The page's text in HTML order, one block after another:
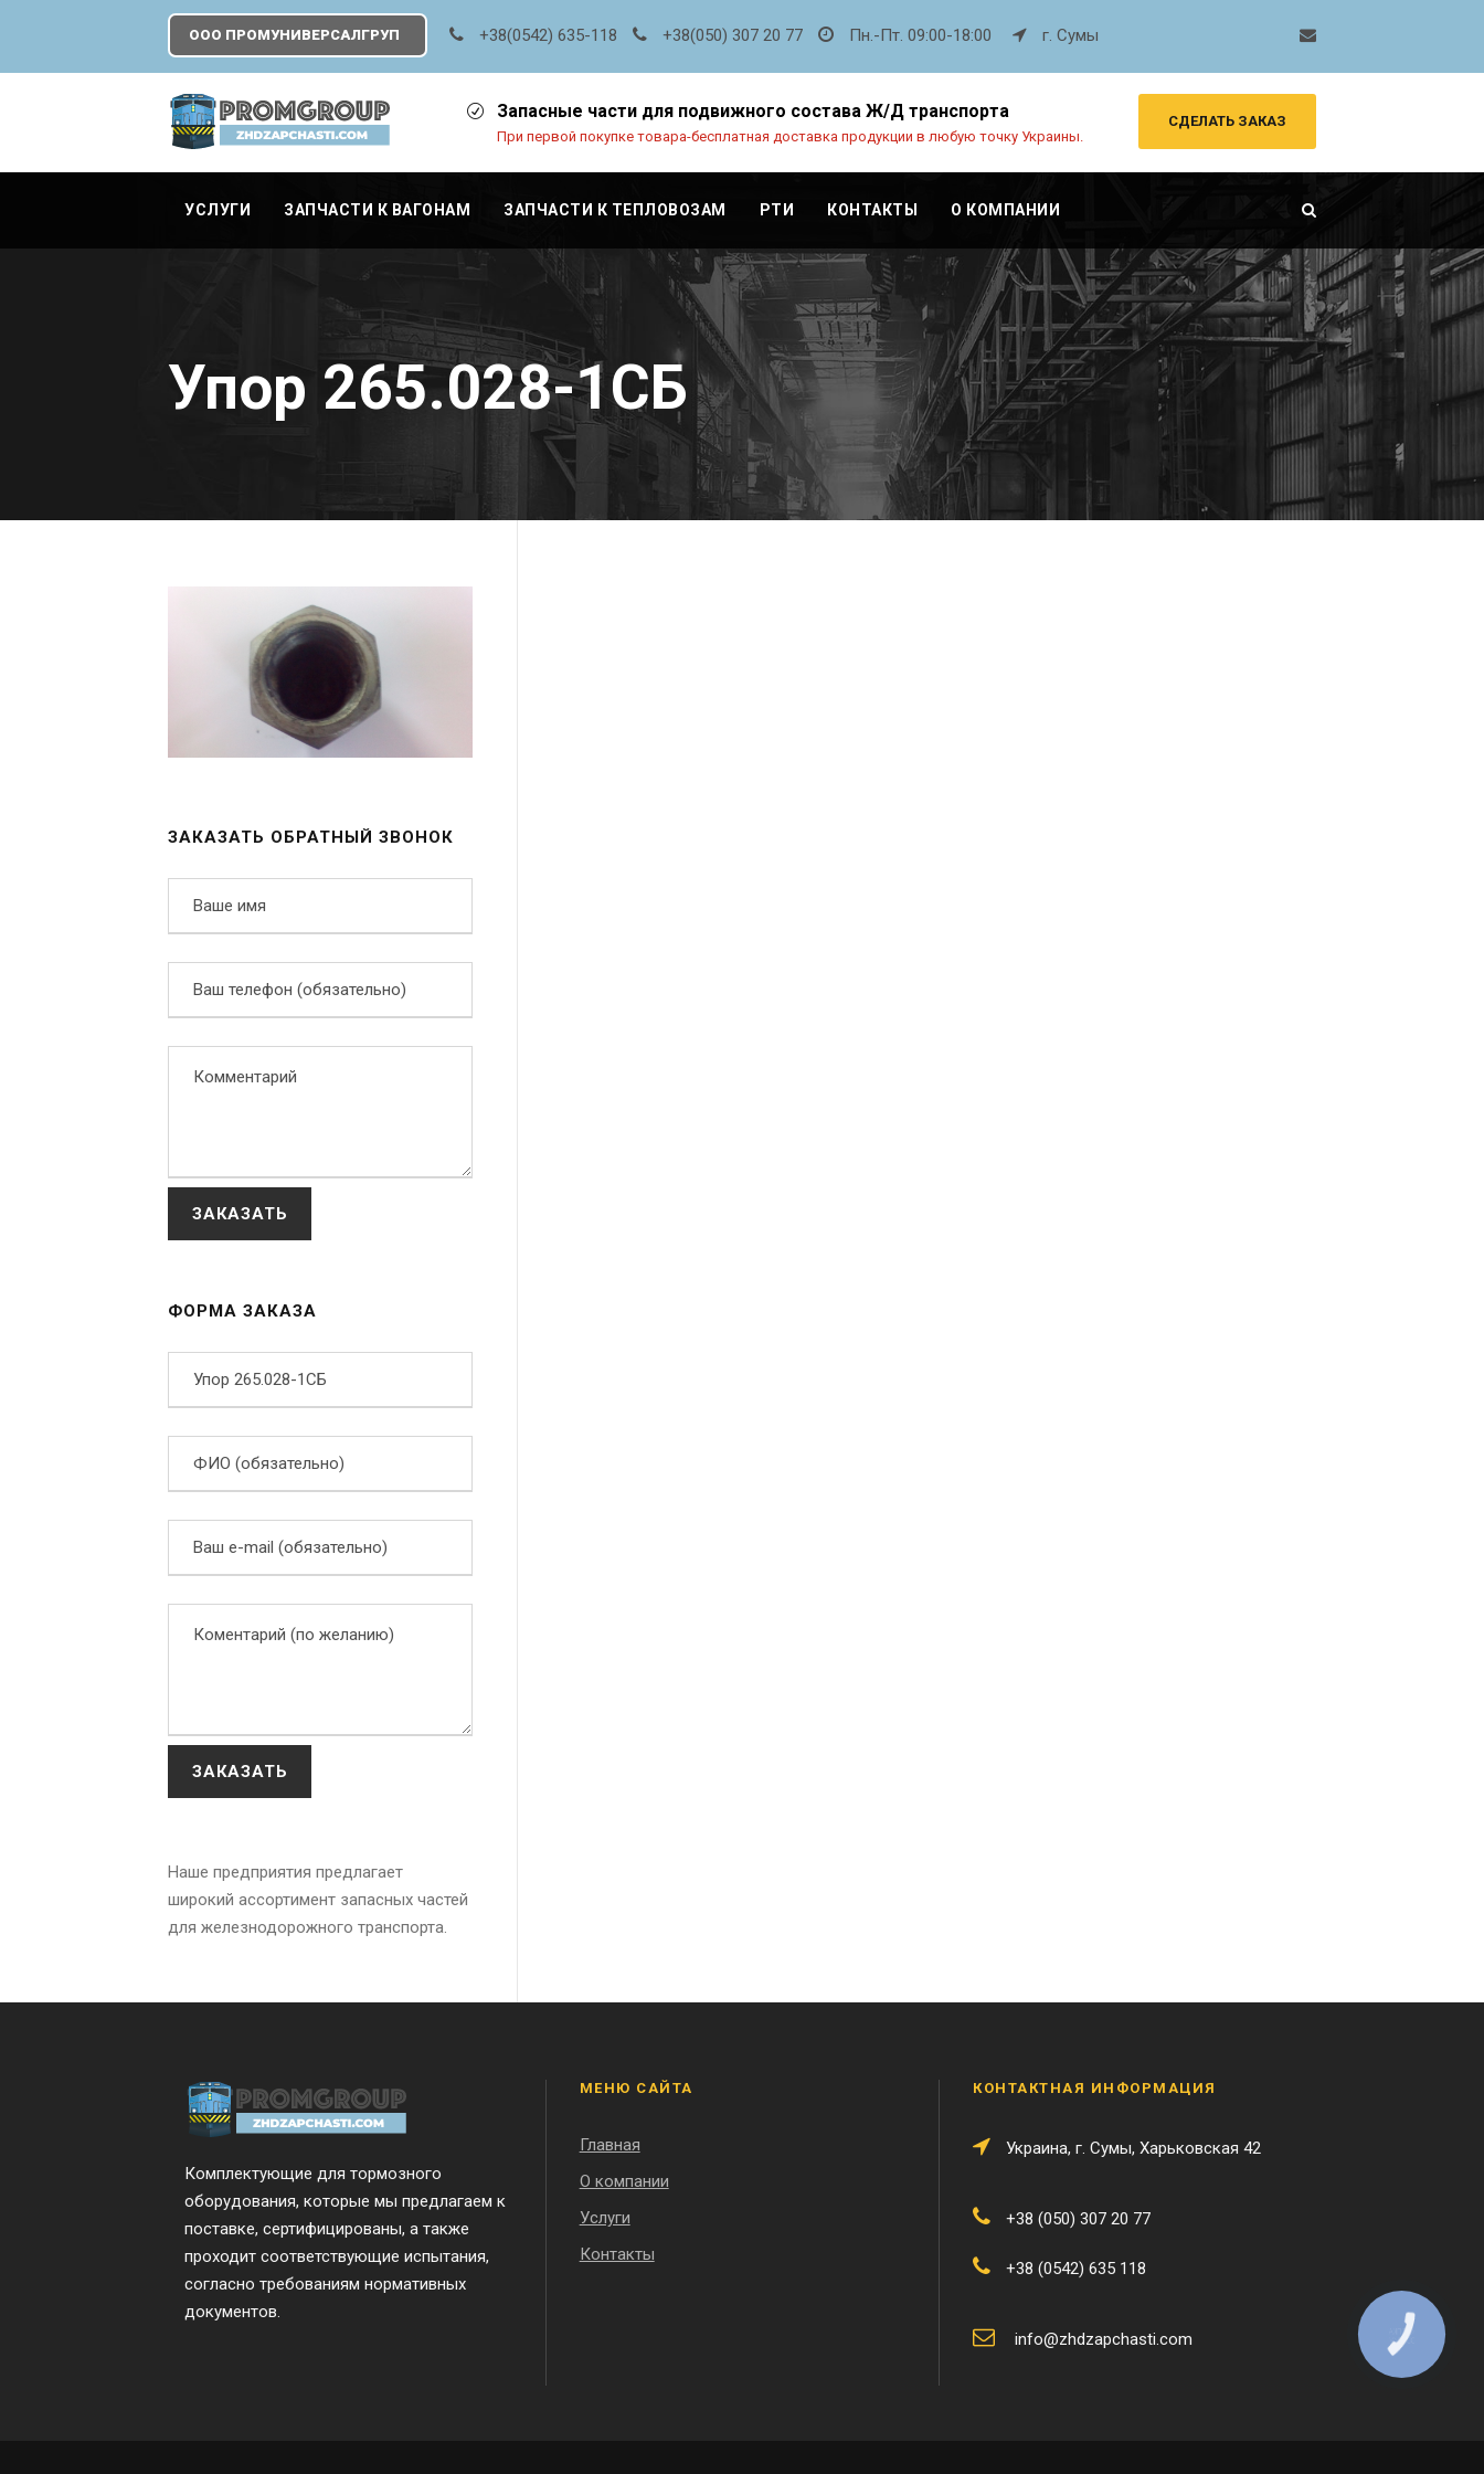
ООО ПРОМУНИВЕРСАЛГРУП +38(0542) 635-118 +38(050) 307 20 77 Пн.-Пт. 09:00-18:00 г. Сумы
Запасные части для подвижного состава Ж/Д транспорта
При первой покупке товара-бесплатная доставка продукции в любую точку Украины.
СДЕЛАТЬ ЗАКАЗ
УСЛУГИ ЗАПЧАСТИ К ВАГОНАМ ЗАПЧАСТИ К ТЕПЛОВОЗАМ РТИ КОНТАКТЫ О КОМПАНИИ
Упор 265.028-1СБ
ЗАКАЗАТЬ ОБРАТНЫЙ ЗВОНОК
ФОРМА ЗАКАЗА
Наше предприятия предлагает
широкий ассортимент запасных частей
для железнодорожного транспорта.
Комплектующие для тормозного
оборудования, которые мы предлагаем к
поставке, сертифицированы, а также
проходит соответствующие испытания,
согласно требованиям нормативных
документов.
МЕНЮ САЙТА
Главная
О компании
Услуги
Контакты
КОНТАКТНАЯ ИНФОРМАЦИЯ
Украина, г. Сумы, Харьковская 42
+38 (050) 307 20 77
+38 (0542) 635 118
info@zhdzapchasti.com
КНОПКА
ЗВ'ЯЗКУ